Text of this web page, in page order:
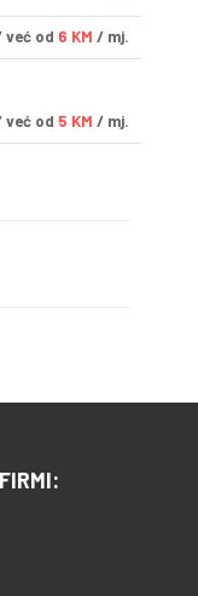
već od 6 KM / mj.
već od 5 KM / mj.